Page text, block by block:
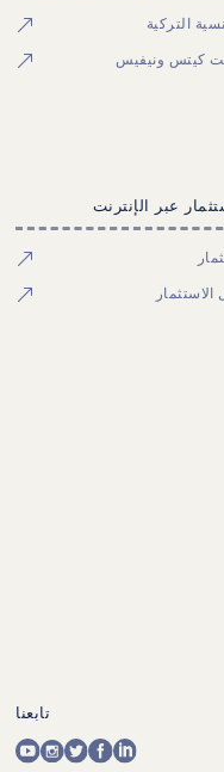
التركية
كيتس ونيفيس
عبر الإنترنت
الاستثمار
تابعنا